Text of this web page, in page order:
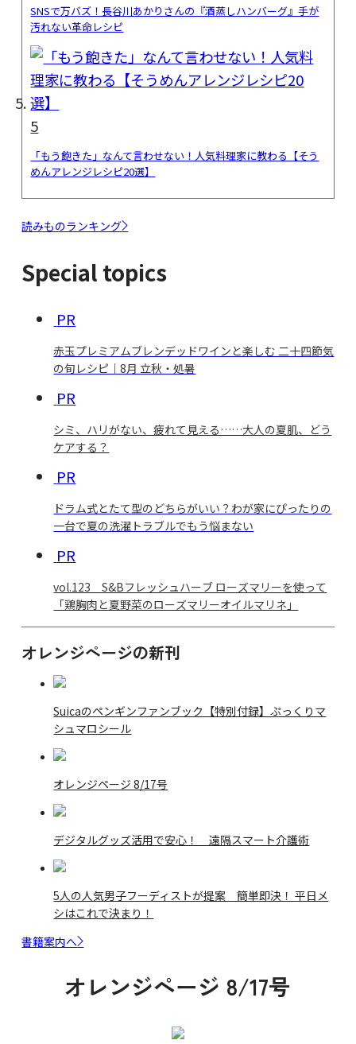
SNSで万バズ！長谷川あかりさんの『酒蒸しハンバーグ』手が
汚れない革命レシピ
5
「もう飽きた」なんて言わせない！人気料理家に教わる【そう
めんアレンジレシピ20選】
読みものランキング
Special topics
PR
赤玉プレミアムブレンデッドワインと楽しむ 二十四節気
の旬レシピ｜8月 立秋・処暑
PR
シミ、ハリがない、疲れて見える……大人の夏肌、どう
ケアする？
PR
ドラム式とたて型のどちらがいい？わが家にぴったりの
一台で夏の洗濯トラブルでもう悩まない
PR
vol.123 S&Bフレッシュハーブ ローズマリーを使って
「鶏胸肉と夏野菜のローズマリーオイルマリネ」
オレンジページの新刊
Suicaのペンギンファンブック【特別付録】ぷっくりマ
シュマロシール
オレンジページ 8/17号
デジタルグッズ活用で安心！ 遠隔スマート介護術
5人の人気男子フーディストが提案 簡単即決！ 平日メ
シはこれで決まり！
書籍案内へ
オレンジページ 8/17号